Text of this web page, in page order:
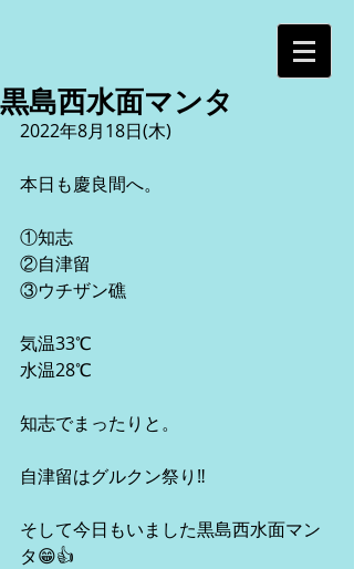
黒島西水面マンタ
2022年8月18日(木)
本日も慶良間へ。
①知志
②自津留
③ウチザン礁
気温33℃
水温28℃
知志でまったりと。
自津留はグルクン祭り‼︎
そして今日もいました黒島西水面マン
タ😁👍